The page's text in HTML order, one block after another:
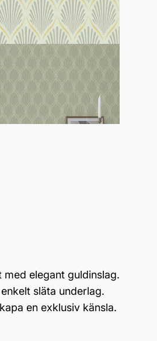
elegant guldinslag.
släta underlag.
en exklusiv känsla.